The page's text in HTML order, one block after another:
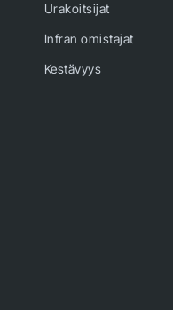
Urakoitsijat
Infran omistajat
Kestävyys